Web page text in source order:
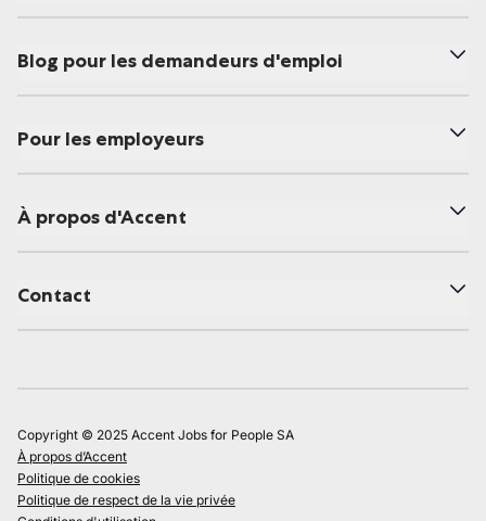
Blog pour les demandeurs d'emploi
Pour les employeurs
À propos d'Accent
Contact
Copyright © 2025 Accent Jobs for People SA
À propos d’Accent
Politique de cookies
Politique de respect de la vie privée